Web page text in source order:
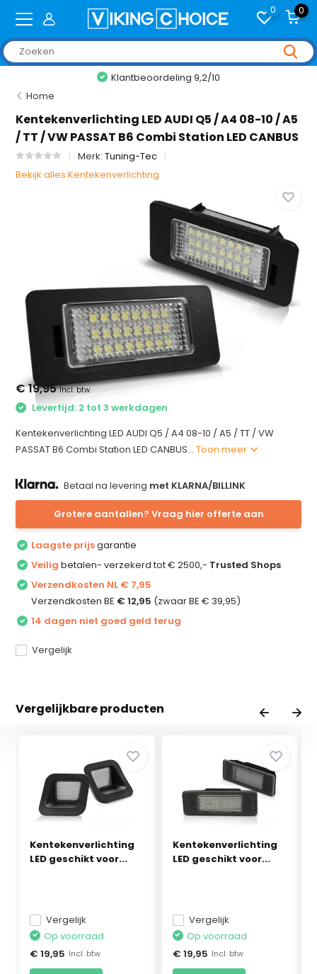
0 0
Klantbeoordeling 9,2/10
Home
Kentekenverlichting LED AUDI Q5 / A4 08-10 / A5
/ TT / VW PASSAT B6 Combi Station LED CANBUS
Merk:Tuning-Tec
Bekijk alles Kentekenverlichting
€ 19,95Incl. btw
Levertijd: 2 tot 3 werkdagen
Kentekenverlichting LED AUDI Q5 / A4 08-10 / A5 / TT / VW
PASSAT B6 Combi Station LED CANBUS...Toon meer
Betaal na levering met KLARNA/BILLINK
Grotere aantallen? Vraag hier offerte aan
Laagste prijsgarantie
Veilig betalen- verzekerd tot € 2500,- Trusted Shops
Verzendkosten NL € 7,95
Verzendkosten BE € 12,95 (zwaar BE € 39,95)
14 dagen niet goed geld terug
Vergelijk
Vergelijkbare producten
Kentekenverlichting
LED geschikt voor...
Vergelijk
Op voorraad
€ 19,95 Incl. btw
Kentekenverlichting
LED geschikt voor...
Vergelijk
Op voorraad
€ 19,95 Incl. btw